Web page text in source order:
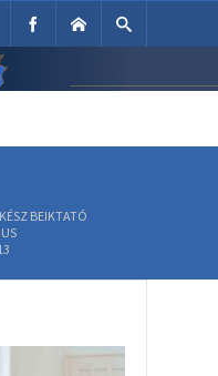
BEIKTATÓ